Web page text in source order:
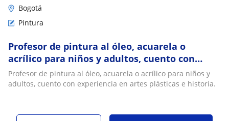
Bogotá
Pintura
Profesor de pintura al óleo, acuarela o
acrílico para niños y adultos, cuento con
experiencia en artes plásticas e historia
Profesor de pintura al óleo, acuarela o acrílico para niños y
adultos, cuento con experiencia en artes plásticas e historia.